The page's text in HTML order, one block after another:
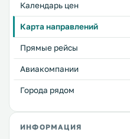
Календарь цен
Карта направлений
Прямые рейсы
Авиакомпании
Города рядом
ИНФОРМАЦИЯ